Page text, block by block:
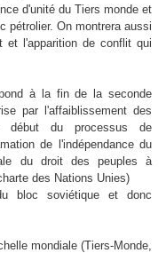
d'unité du Tiers monde et
pétrolier. On montrera aussi
et l'apparition de conflit qui
à la fin de la seconde
par l'affaiblissement des
début du processus de
de l'indépendance du
du droit des peuples à
des Nations Unies)
bloc soviétique et donc
mondiale (Tiers-Monde,